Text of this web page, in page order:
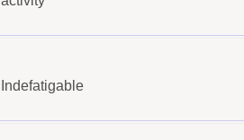
Indefatigable